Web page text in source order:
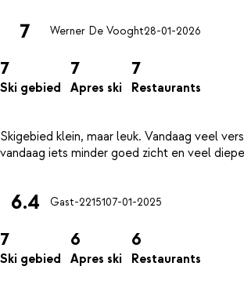
7 Werner De Vooght28-01-2026
7
Ski gebied
7
Apres ski
7
Restaurants
Skigebied klein, maar leuk. Vandaag veel
6.4 Gast-2215107-01-2025
7
Ski gebied
6
Apres ski
6
Restaurants